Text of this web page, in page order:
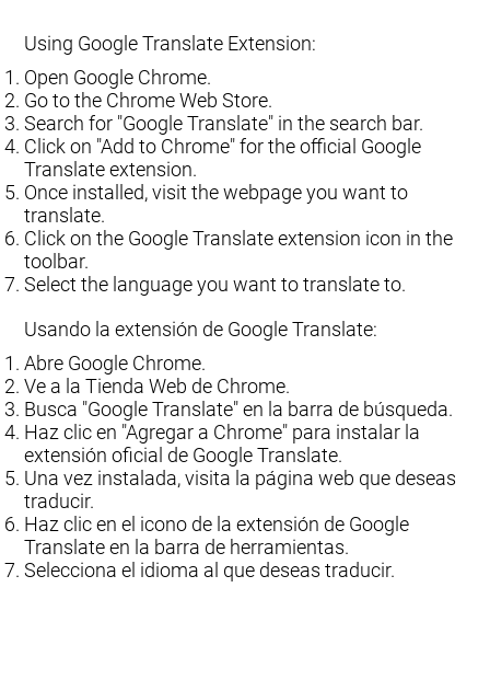
Using Google Translate Extension:
Open Google Chrome.
Go to the Chrome Web Store.
Search for "Google Translate" in the search bar.
Click on "Add to Chrome" for the official Google
Translate extension.
Once installed, visit the webpage you want to
translate.
Click on the Google Translate extension icon in the
toolbar.
Select the language you want to translate to.
Usando la extensión de Google Translate:
Abre Google Chrome.
Ve a la Tienda Web de Chrome.
Busca "Google Translate" en la barra de búsqueda.
Haz clic en "Agregar a Chrome" para instalar la
extensión oficial de Google Translate.
Una vez instalada, visita la página web que deseas
traducir.
Haz clic en el icono de la extensión de Google
Translate en la barra de herramientas.
Selecciona el idioma al que deseas traducir.